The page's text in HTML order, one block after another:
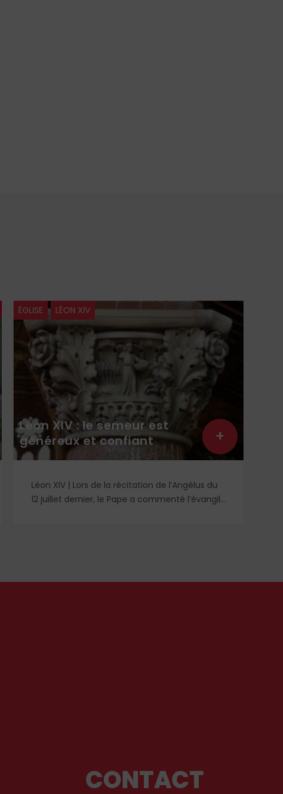
ÉGLISE LÉON XIV
Léon XIV : le semeur est
généreux et confiant
Léon XIV | Lors de la récitation de l’Angélus du
12 juillet dernier, le Pape a commenté l’évangile
+
CONTACT